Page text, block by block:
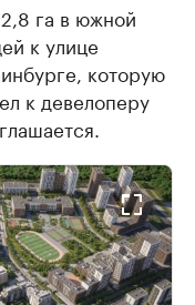
га в южной
к улице
которую
к девелоперу